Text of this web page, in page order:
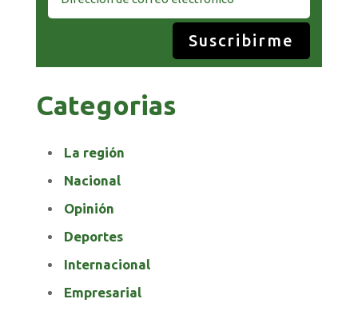
Suscribirme
Categorias
La región
Nacional
Opinión
Deportes
Internacional
Empresarial